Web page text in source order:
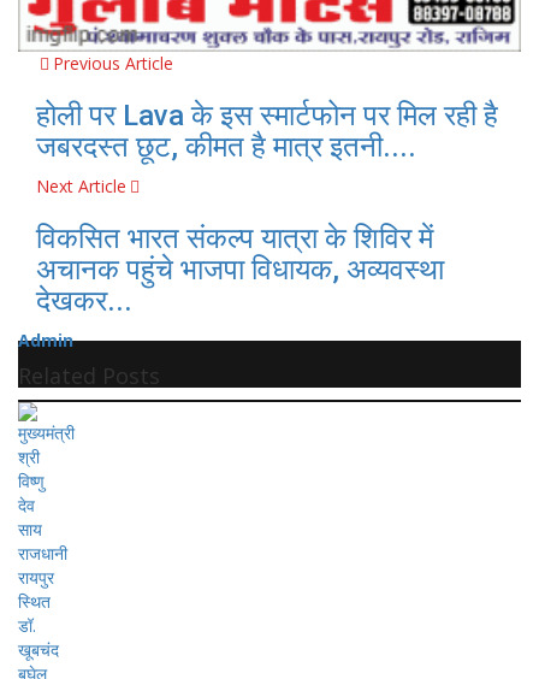
Previous Article
होली पर Lava के इस स्मार्टफोन पर मिल रही है
जबरदस्त छूट, कीमत है मात्र इतनी....
Next Article
विकसित भारत संकल्प यात्रा के शिविर में
अचानक पहुंचे भाजपा विधायक, अव्यवस्था
देखकर...
Admin
Related Posts